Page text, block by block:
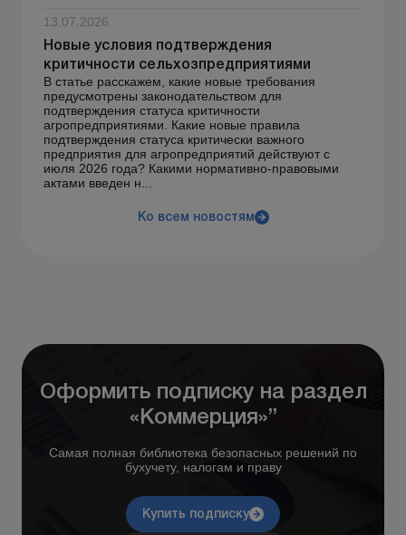
13.07.2026
Новые условия подтверждения
критичности сельхозпредприятиями
В статье расскажем, какие новые требования
предусмотрены законодательством для
подтверждения статуса критичности
агропредприятиями. Какие новые правила
подтверждения статуса критически важного
предприятия для агропредприятий действуют с
июля 2026 года? Какими нормативно-правовыми
актами введен н...
Ко всем новостям
Оформить подписку на раздел
«Коммерция»”
Самая полная библиотека безопасных решений по
бухучету, налогам и праву
Купить подписку